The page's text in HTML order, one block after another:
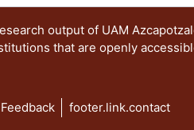
output of UAM
that are openly
footer.link.contact